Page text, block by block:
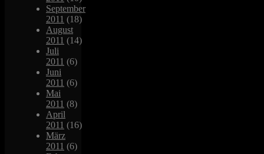
September
2011 (18)
August
2011 (14)
Juli
2011 (6)
Juni
2011 (6)
Mai
2011 (8)
April
2011 (16)
März
2011 (6)